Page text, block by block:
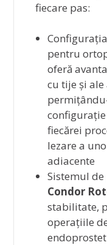
fiecare pas:
pentru
oferă
cu tije și
fiecărei
lezare a
adiacente
Sistemul
Condor
stabilitate,
operațiile